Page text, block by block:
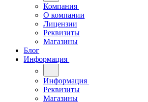
Компания
О компании
Лицензии
Реквизиты
Магазины
Блог
Информация
Информация
Реквизиты
Магазины